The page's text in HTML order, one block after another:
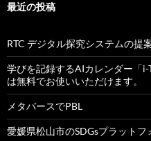
最近の投稿
RTC デジタル探究システムの提
学びを記録するAIカレンダー「
は無料でお使いいただけます。
メタバースでPBL
愛媛県松山市のSDGsプラットフ